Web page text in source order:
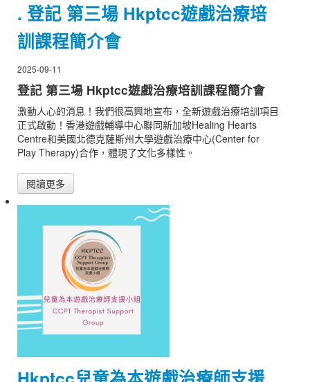
. 登記 第三場 Hkptcc遊戲治療培
訓課程簡介會
2025-09-11
登記 第三場 Hkptcc遊戲治療培訓課程簡介會
激動人心的消息！我們很高興地宣布，全新遊戲治療培訓項目
正式啟動！香港遊戲輔導中心聯同新加坡Healing Hearts
Centre和美國北德克薩斯州大學遊戲治療中心(Center for
Play Therapy)合作，體現了文化多樣性。
閱讀更多